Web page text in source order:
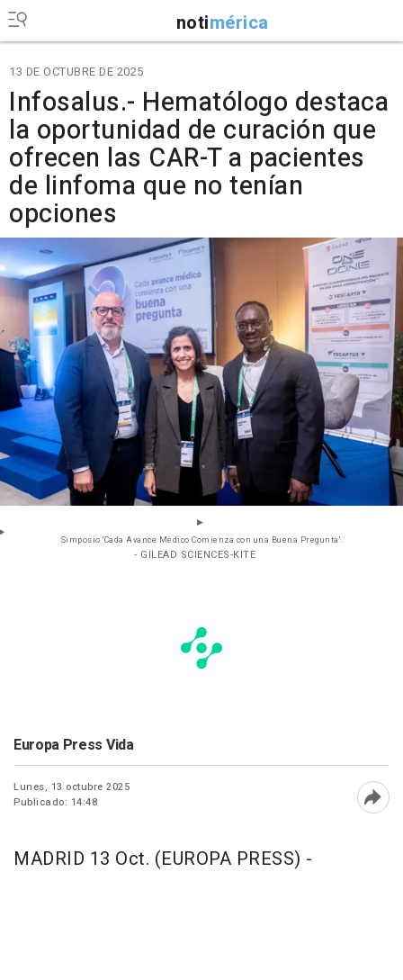
notimérica
13 DE OCTUBRE DE 2025
Infosalus.- Hematólogo destaca
la oportunidad de curación que
ofrecen las CAR-T a pacientes
de linfoma que no tenían
opciones
Simposio 'Cada Avance Médico Comienza con una Buena Pregunta'.
- GILEAD SCIENCES-KITE
Europa Press Vida
Lunes, 13 octubre 2025
Publicado: 14:48
MADRID 13 Oct. (EUROPA PRESS) -